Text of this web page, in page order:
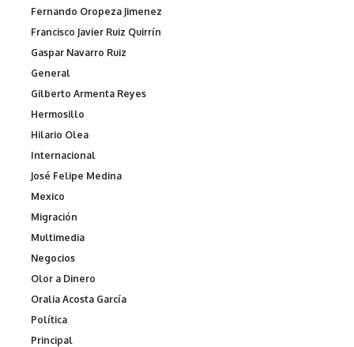
Fernando Oropeza Jimenez
Francisco Javier Ruiz Quirrín
Gaspar Navarro Ruiz
General
Gilberto Armenta Reyes
Hermosillo
Hilario Olea
Internacional
José Felipe Medina
Mexico
Migración
Multimedia
Negocios
Olor a Dinero
Oralia Acosta García
Política
Principal